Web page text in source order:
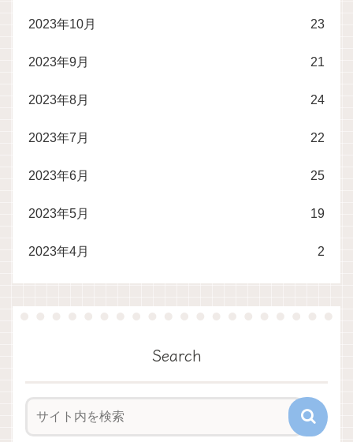
2023年10月 23
2023年9月 21
2023年8月 24
2023年7月 22
2023年6月 25
2023年5月 19
2023年4月 2
Search